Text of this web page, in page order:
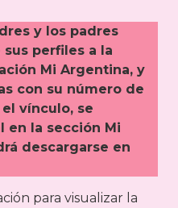
y los padres
perfiles a la
Mi Argentina, y
con su número de
vínculo, se
en la sección Mi
descargarse en
para visualizar la